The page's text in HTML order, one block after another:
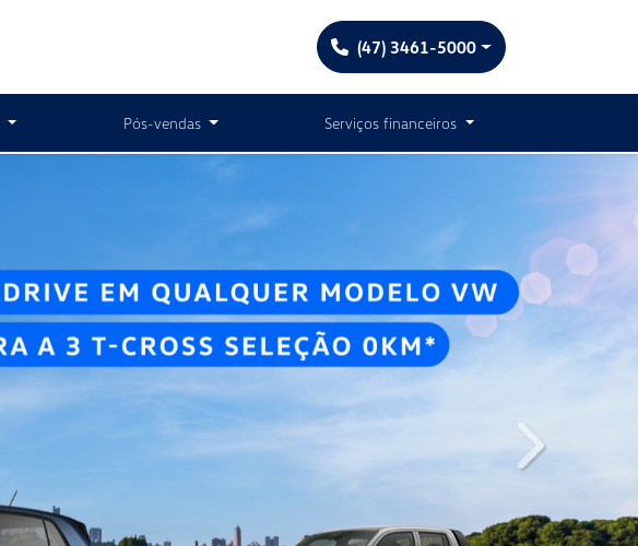
(47) 3461-5000
Pós-vendas Serviços financeiros